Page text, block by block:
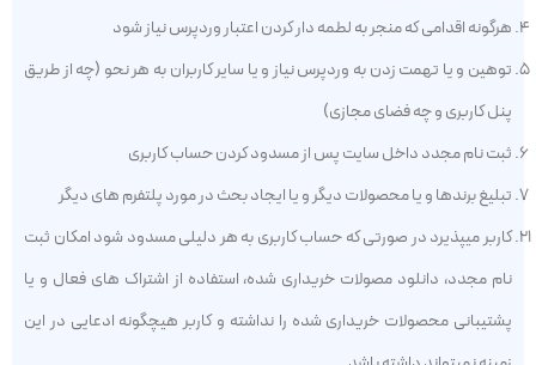
هرگونه اقدامی که منجر به لطمه دار کردن اعتبار وردپرس نیاز شود
توهین و یا تهمت زدن به وردپرس نیاز و یا سایر کاربران به هر نحو (چه از طریق
پنل کاربری و چه فضای مجازی)
ثبت نام مجدد داخل سایت پس از مسدود کردن حساب کاربری
تبلیغ برندها و یا محصولات دیگر و یا ایجاد بحث در مورد پلتفرم های دیگر
کاربر میپذیرد در صورتی که حساب کاربری به هر دلیلی مسدود شود امکان ثبت
نام مجدد، دانلود مصولات خریداری شده، استفاده از اشتراک های فعال و یا
پشتیبانی محصولات خریداری شده را نداشته و کاربر هیچگونه ادعایی در این